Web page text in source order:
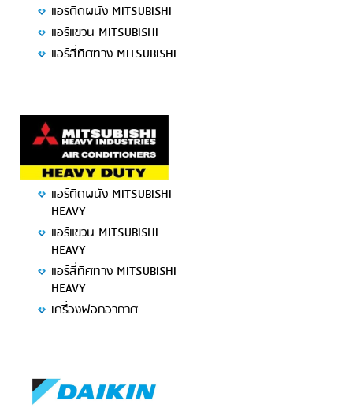
แอร์ติดผนัง MITSUBISHI
แอร์แขวน MITSUBISHI
แอร์สี่ทิศทาง MITSUBISHI
แอร์ติดผนัง MITSUBISHI
HEAVY
แอร์แขวน MITSUBISHI
HEAVY
แอร์สี่ทิศทาง MITSUBISHI
HEAVY
เครื่องฟอกอากาศ